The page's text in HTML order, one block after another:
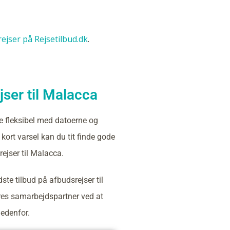
på Rejsetilbud.dk.
til Malacca
fleksibel med datoerne og
varsel kan du tit finde gode
til Malacca.
tilbud på afbudsrejser til
samarbejdspartner ved at